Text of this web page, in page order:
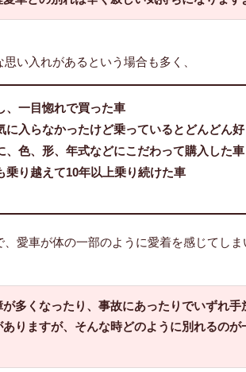
い入れがあるという場合も多く、
、一目惚れで買った車
に入らなかったけど乗っているとどんどん
、色、形、年式などにこだわって購入した車
乗り越えて10年以上乗り続けた車
、愛車が体の一部のように愛着を感じてし
多くなったり、事故にあったりでいずれ手
りますが、そんな時どのように別れるのが